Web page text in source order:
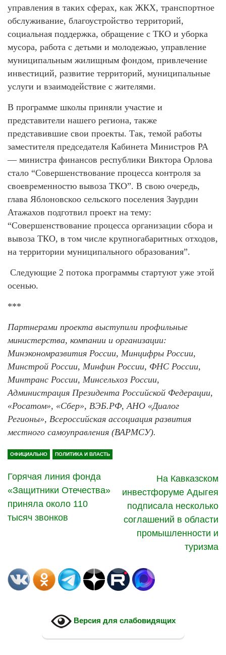
управления в таких сферах, как ЖКХ, транспортное
обслуживание, благоустройство территорий,
социальная поддержка, обращение с ТКО и уборка
мусора, работа с детьми и молодежью, управление
муниципальным жилищным фондом, привлечение
инвестиций, развитие территорий, муниципальные
услуги и взаимодействие с жителями.
В программе школы приняли участие и
представители нашего региона, также
представившие свои проекты. Так, темой работы
заместителя председателя Кабинета Министров РА
— министра финансов республики Виктора Орлова
стало “Совершенствование процесса контроля за
своевременностю вывоза ТКО”. В свою очередь,
глава Яблоновскоо сельского поселения Заурдин
Атажахов подготвил проект на тему:
“Совершенствование процесса организации сбора и
вывоза ТКО, в том числе крупногабаритных отходов,
на территории муниципального образования”.
Следующие 2 потока программы стартуют уже этой
осенью.
***
Партнерами проекта выступили профильные
министерства, компании и организации:
Минэкономразвития России, Минцифры России,
Минстрой России, Минфин России, ФНС России,
Минтранс России, Минсельхоз России,
Администрация Президента Российской Федерации,
«Росатом», «Сбер», ВЭБ.РФ, АНО «Диалог
Регионы», Всероссийская ассоциация развития
местного самоуправления (ВАРМСУ).
ОФИЦИАЛЬНО ПОЛИТИКА И ВЛАСТЬ
Горячая линия фонда
«Защитники Отечества»
приняла около 110
тысяч звонков
На Кавказском
инвестфоруме Адыгея
подписала несколько
соглашений в области
промышленности и
туризма
Версия для слабовидящих